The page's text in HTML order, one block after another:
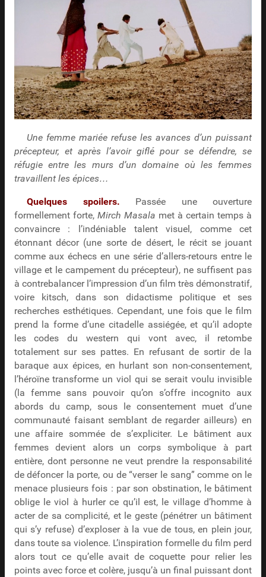
Une femme mariée refuse les avances d’un puissant
précepteur, et après l’avoir giflé pour se défendre, se
réfugie entre les murs d’un domaine où les femmes
travaillent les épices…
Quelques spoilers. Passée une ouverture
formellement forte, Mirch Masala met à certain temps à
convaincre : l’indéniable talent visuel, comme cet
étonnant décor (une sorte de désert, le récit se jouant
comme aux échecs en une série d’allers-retours entre le
village et le campement du précepteur), ne suffisent pas
à contrebalancer l’impression d’un film très démonstratif,
voire kitsch, dans son didactisme politique et ses
recherches esthétiques. Cependant, une fois que le film
prend la forme d’une citadelle assiégée, et qu’il adopte
les codes du western qui vont avec, il retombe
totalement sur ses pattes. En refusant de sortir de la
baraque aux épices, en hurlant son non-consentement,
l’héroïne transforme un viol qui se serait voulu invisible
(la femme sans pouvoir qu’on s’offre incognito aux
abords du camp, sous le consentement muet d’une
communauté faisant semblant de regarder ailleurs) en
une affaire sommée de s’expliciter. Le bâtiment aux
femmes devient alors un corps symbolique à part
entière, dont personne ne veut prendre la responsabilité
de défoncer la porte, ou de “verser le sang” comme on le
menace plusieurs fois : par son obstination, le bâtiment
oblige le viol à hurler ce qu’il est, le village d’homme à
acter de sa complicité, et le geste (pénétrer un bâtiment
qui s’y refuse) d’exploser à la vue de tous, en plein jour,
dans toute sa violence. L’inspiration formelle du film perd
alors tout ce qu’elle avait de coquette pour relier les
points avec force et colère, jusqu’à un final puissant dont